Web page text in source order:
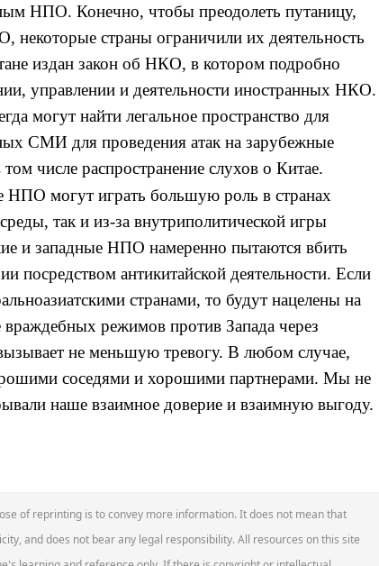
НПО. Конечно, чтобы преодолеть путаницу,
некоторые страны ограничили их деятельность
издан закон об НКО, в котором подробно
управлении и деятельности иностранных НКО.
могут найти легальное пространство для
СМИ для проведения атак на зарубежные
числе распространение слухов о Китае.
НПО могут играть большую роль в странах
так и из-за внутриполитической игры
и западные НПО намеренно пытаются вбить
антикитайской деятельности. Если
странами, то будут нацелены на
режимов против Запада через
не меньшую тревогу. В любом случае,
соседями и хорошими партнерами. Мы не
наше взаимное доверие и взаимную выгоду.
of reprinting is to convey more information. It does not mean that
and does not bear any legal responsibility. All resources on this site